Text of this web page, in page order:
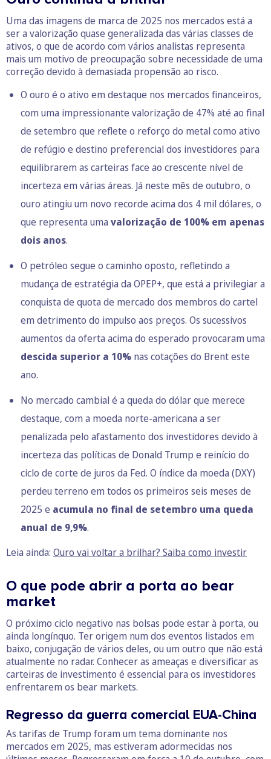
Uma das imagens de marca de 2025 nos mercados está a
ser a valorização quase generalizada das várias classes de
ativos, o que de acordo com vários analistas representa
mais um motivo de preocupação sobre necessidade de uma
correção devido à demasiada propensão ao risco.
O ouro é o ativo em destaque nos mercados financeiros,
com uma impressionante valorização de 47% até ao final
de setembro que reflete o reforço do metal como ativo
de refúgio e destino preferencial dos investidores para
equilibrarem as carteiras face ao crescente nível de
incerteza em várias áreas. Já neste mês de outubro, o
ouro atingiu um novo recorde acima dos 4 mil dólares, o
que representa uma valorização de 100% em apenas
dois anos.
O petróleo segue o caminho oposto, refletindo a
mudança de estratégia da OPEP+, que está a privilegiar a
conquista de quota de mercado dos membros do cartel
em detrimento do impulso aos preços. Os sucessivos
aumentos da oferta acima do esperado provocaram uma
descida superior a 10% nas cotações do Brent este
ano.
No mercado cambial é a queda do dólar que merece
destaque, com a moeda norte-americana a ser
penalizada pelo afastamento dos investidores devido à
incerteza das políticas de Donald Trump e reinício do
ciclo de corte de juros da Fed. O índice da moeda (DXY)
perdeu terreno em todos os primeiros seis meses de
2025 e acumula no final de setembro uma queda
anual de 9,9%.
Leia ainda: Ouro vai voltar a brilhar? Saiba como investir
O que pode abrir a porta ao bear
market
O próximo ciclo negativo nas bolsas pode estar à porta, ou
ainda longínquo. Ter origem num dos eventos listados em
baixo, conjugação de vários deles, ou um outro que não está
atualmente no radar. Conhecer as ameaças e diversificar as
carteiras de investimento é essencial para os investidores
enfrentarem os bear markets.
Regresso da guerra comercial EUA-China
As tarifas de Trump foram um tema dominante nos
mercados em 2025, mas estiveram adormecidas nos